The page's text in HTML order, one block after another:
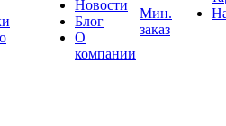
Новости
Блог
О
компании
Мин.
заказ